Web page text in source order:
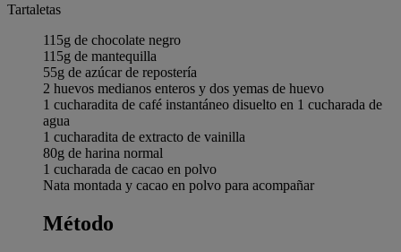
Tartaletas
115g de chocolate negro
115g de mantequilla
55g de azúcar de repostería
2 huevos medianos enteros y dos yemas de huevo
1 cucharadita de café instantáneo disuelto en 1 cucharada de
agua
1 cucharadita de extracto de vainilla
80g de harina normal
1 cucharada de cacao en polvo
Nata montada y cacao en polvo para acompañar
Método